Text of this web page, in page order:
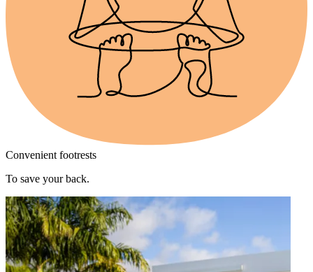
Convenient footrests
To save your back.